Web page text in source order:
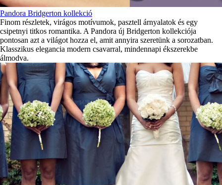
Pandora Bridgerton kollekció
Finom részletek, virágos motívumok, pasztell árnyalatok és egy
csipetnyi titkos romantika. A Pandora új Bridgerton kollekciója
pontosan azt a világot hozza el, amit annyira szeretünk a sorozatban.
Klasszikus elegancia modern csavarral, mindennapi ékszerekbe
álmodva.